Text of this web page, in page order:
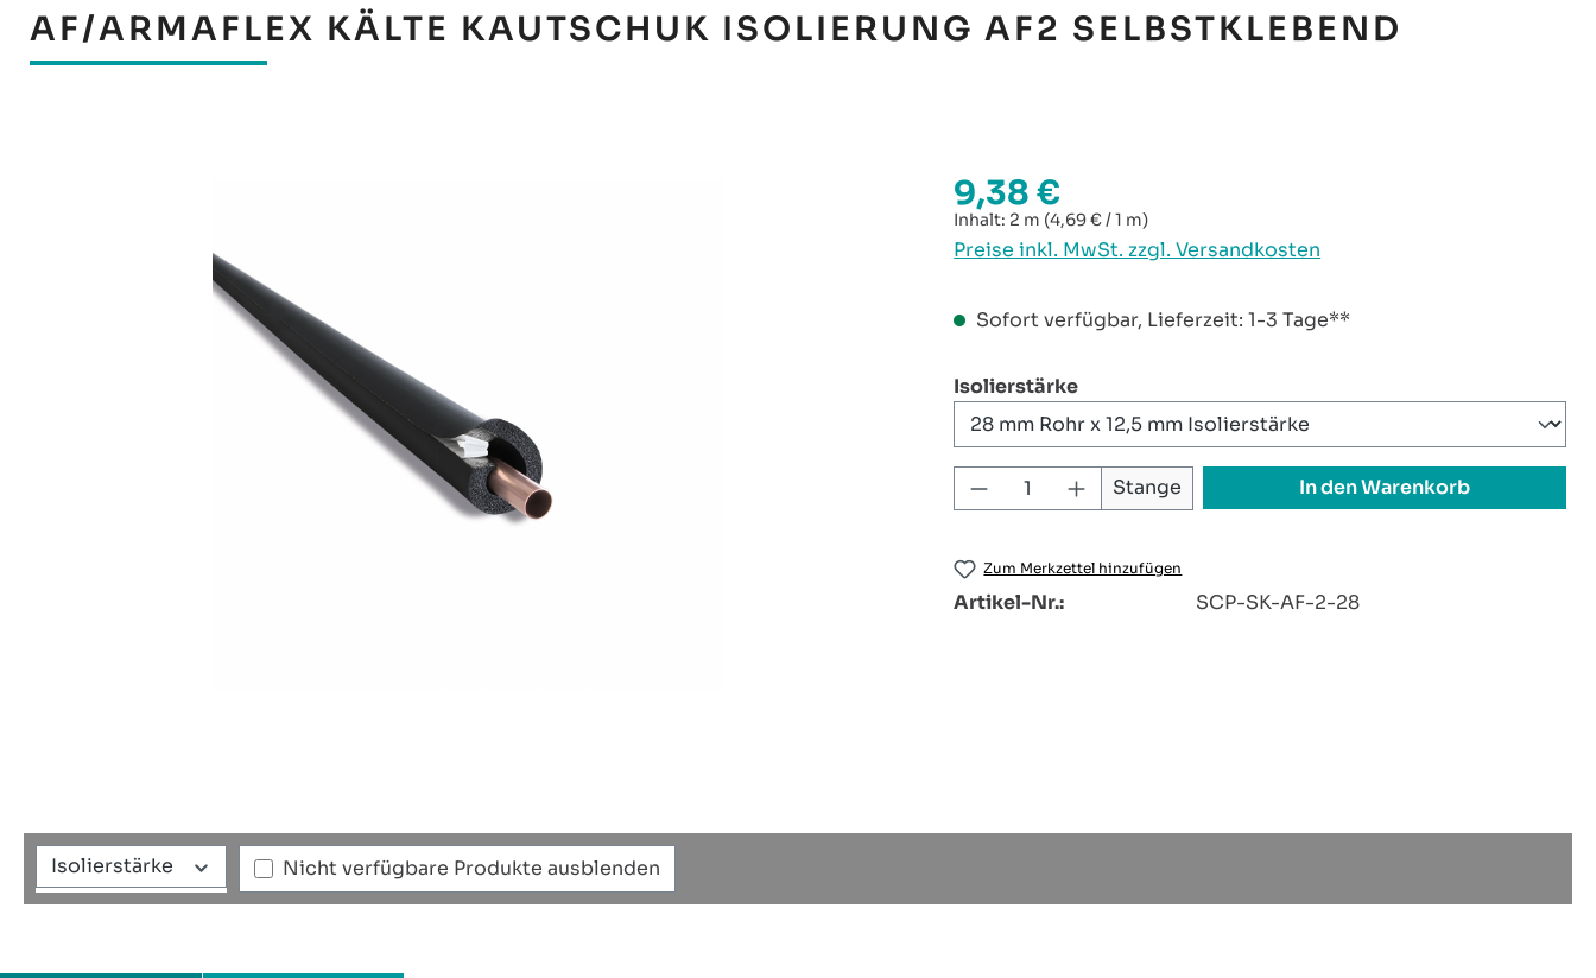
AF/ARMAFLEX KÄLTE KAUTSCHUK ISOLIERUNG AF2 SELBSTKLEBEND
Regulärer Preis:
9,38 €
Inhalt: 2 m (4,69 € / 1 m)
Preise inkl. MwSt. zzgl. Versandkosten
Sofort verfügbar, Lieferzeit: 1-3 Tage**
Isolierstärkeauswählen
Produkt Anzahl: Gib den gewünschten
Stange In den Warenkorb
Zum Merkzettel hinzufügen
Artikel-Nr.: SCP-SK-AF-2-28
Isolierstärke Nicht verfügbare Produkte ausblenden